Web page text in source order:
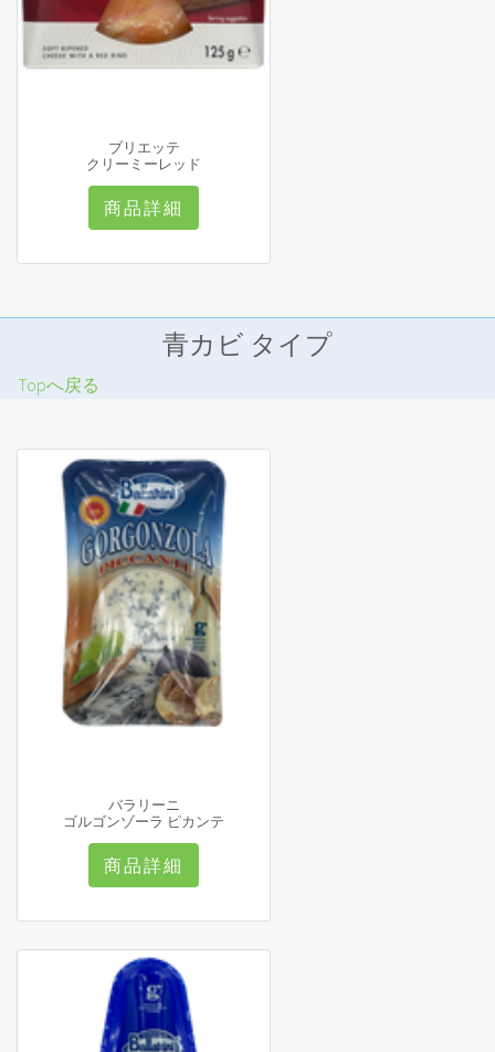
ブリエッテ
クリーミーレッド
商品詳細
青カビ タイプ
Topへ戻る
バラリーニ
ゴルゴンゾーラ ピカンテ
商品詳細